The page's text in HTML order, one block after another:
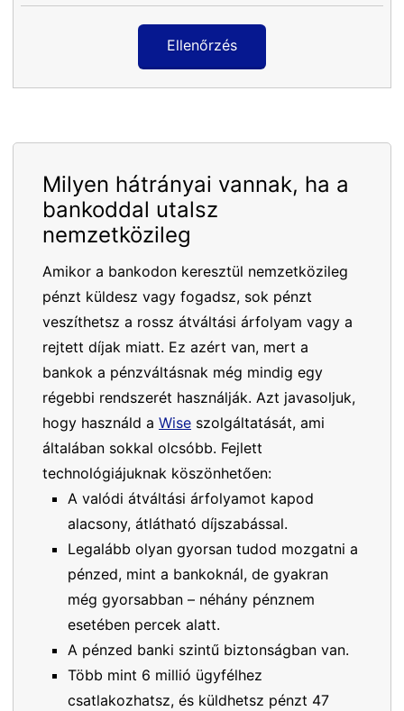
Ellenőrzés
Milyen hátrányai vannak, ha a
bankoddal utalsz
nemzetközileg
Amikor a bankodon keresztül nemzetközileg
pénzt küldesz vagy fogadsz, sok pénzt
veszíthetsz a rossz átváltási árfolyam vagy a
rejtett díjak miatt. Ez azért van, mert a
bankok a pénzváltásnak még mindig egy
régebbi rendszerét használják. Azt javasoljuk,
hogy használd a Wise szolgáltatását, ami
általában sokkal olcsóbb. Fejlett
technológiájuknak köszönhetően:
A valódi átváltási árfolyamot kapod
alacsony, átlátható díjszabással.
Legalább olyan gyorsan tudod mozgatni a
pénzed, mint a bankoknál, de gyakran
még gyorsabban – néhány pénznem
esetében percek alatt.
A pénzed banki szintű biztonságban van.
Több mint 6 millió ügyfélhez
csatlakozhatsz, és küldhetsz pénzt 47